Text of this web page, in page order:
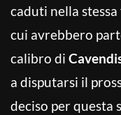
caduti nella
cui avrebbero
calibro di
a disputarsi il
deciso per questa